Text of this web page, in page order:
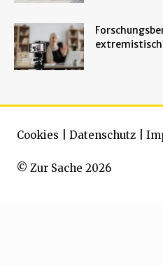
© Zur Sache 2026
Cookies Datenschutz